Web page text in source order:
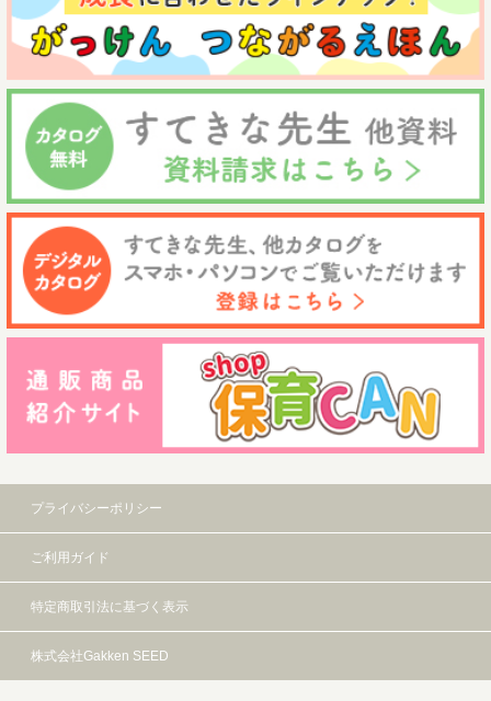
プライバシーポリシー
ご利用ガイド
特定商取引法に基づく表示
株式会社Gakken SEED